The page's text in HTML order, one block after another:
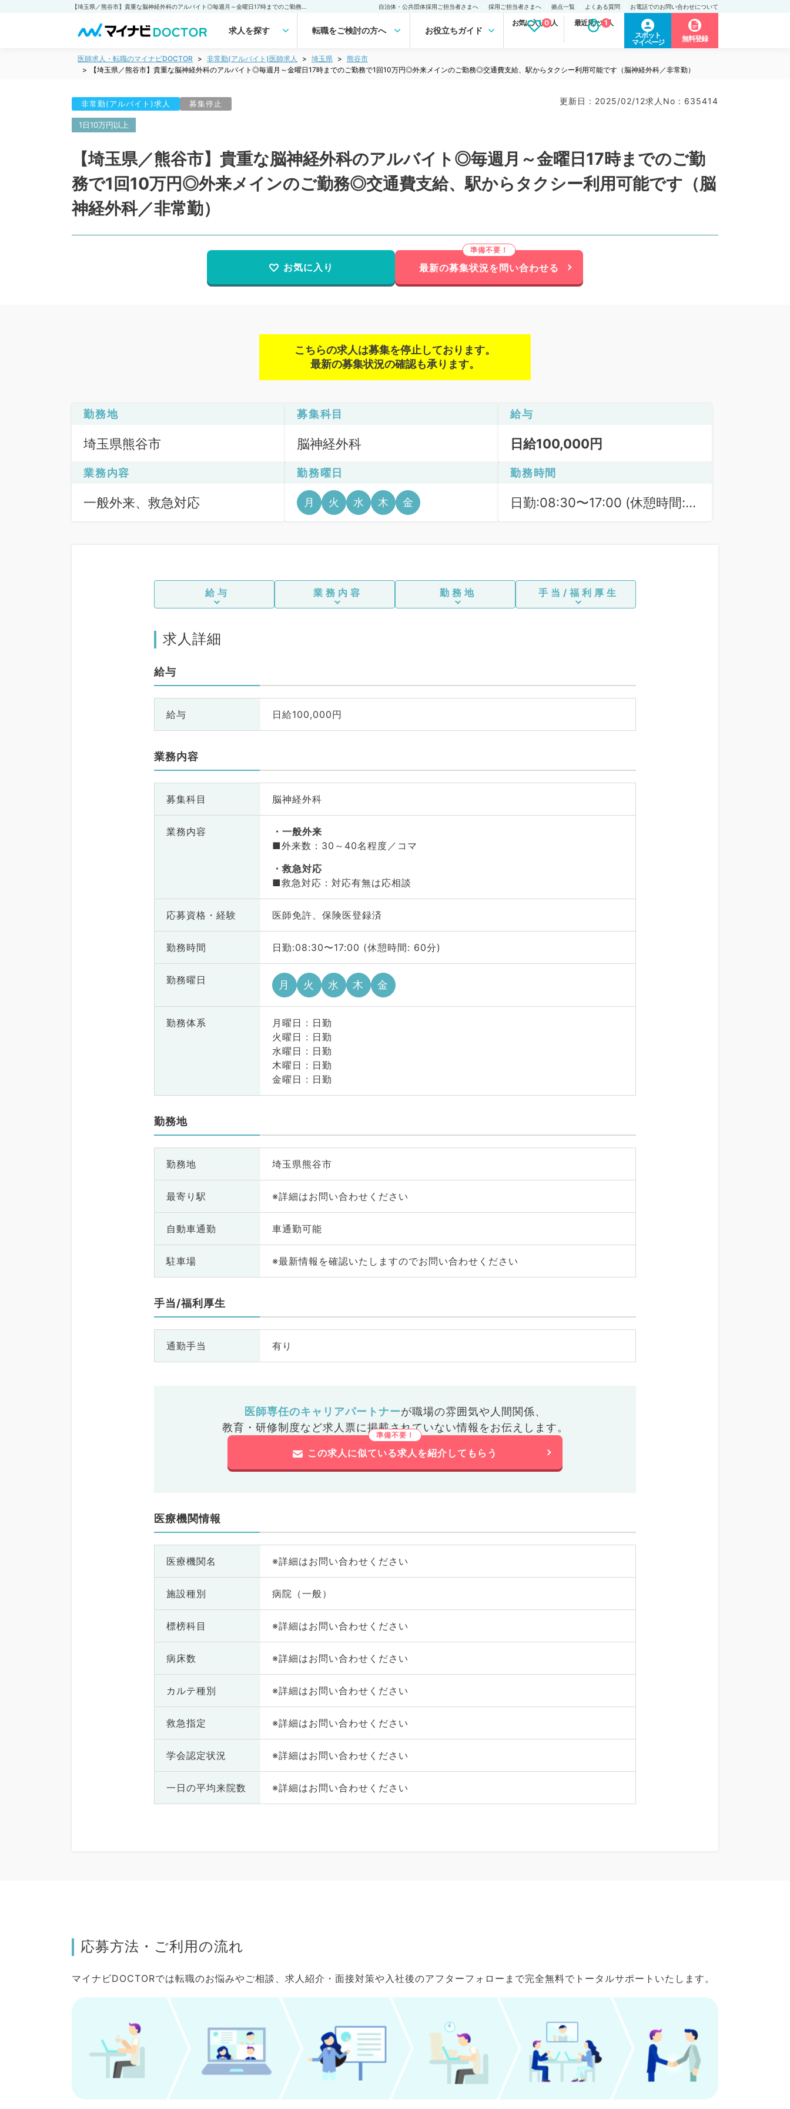
自治体・公共団体採用ご担当者さまへ 採用ご担当者さまへ 拠点一覧 よくある質問 お電話でのお問い合わせについて
求人を探す 転職をご検討の方へ お役立ちガイド
お気に入り求人
0 最近見た求人
1
スポット
マイページ
無料登録
医師求人・転職のマイナビDOCTOR 非常勤(アルバイト)医師求人 埼玉県
熊谷市
【埼玉県／熊谷市】貴重な脳神経外科のアルバイト◎毎週月～金曜日17時までのご勤務で1回10万円◎外来メインのご勤務◎交通費支給、駅からタクシー利用可能です（脳神経外科／非常勤）
非常勤(アルバイト)求人 募集停止 更新日 : 2025/02/12求人No : 635414
1日10万円以上
【埼玉県／熊谷市】貴重な脳神経外科のアルバイト◎毎週月～金曜日17時までのご勤
務で1回10万円◎外来メインのご勤務◎交通費支給、駅からタクシー利用可能です（脳
神経外科／非常勤）
お気に入り 最新の募集状況を問い合わせる
こちらの求人は募集を停止しております。
最新の募集状況の確認も承ります。
勤務地
埼玉県熊谷市
募集科目
脳神経外科
給与
日給100,000円
業務内容
一般外来、救急対応
勤務曜日
月 火 水 木 金
勤務時間
日勤:08:30〜17:00 (休憩時間:
給与 業務内容 勤務地 手当/福利厚生
求人詳細
給与
給与 日給100,000円
業務内容
募集科目 脳神経外科
業務内容
一般外来
■外来数：30～40名程度／コマ
救急対応
■救急対応：対応有無は応相談
応募資格・ 経験 医師免許、保険医登録済
勤務時間 日勤:08:30〜17:00 (休憩時間: 60分)
勤務曜日 月 火 水 木 金
勤務体系
月曜日 : 日勤
火曜日 : 日勤
水曜日 : 日勤
木曜日 : 日勤
金曜日 : 日勤
勤務地
勤務地 埼玉県熊谷市
最寄り駅 ※詳細はお問い合わせください
自動車通勤 車通勤可能
駐車場 ※最新情報を確認いたしますのでお問い合わせください
手当/福利厚生
通勤手当 有り
医師専任のキャリアパートナーが職場の雰囲気や人間関係、
教育・研修制度など求人票に掲載されていない情報をお伝えします。
この求人に似ている求人を紹介してもらう
医療機関情報
医療機関名 ※詳細はお問い合わせください
施設種別 病院（一般）
標榜科目 ※詳細はお問い合わせください
病床数 ※詳細はお問い合わせください
カルテ種別 ※詳細はお問い合わせください
救急指定 ※詳細はお問い合わせください
学会認定状況 ※詳細はお問い合わせください
一日の平均来院数 ※詳細はお問い合わせください
応募方法・ご利用の流れ
マイナビDOCTORでは転職のお悩みやご相談、求人紹介・面接対策や入社後のアフターフォローまで完全無料でトータルサポートいたします。